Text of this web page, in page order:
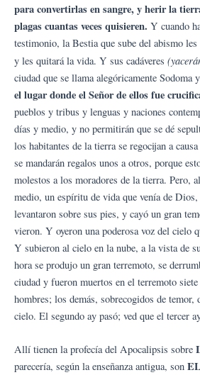
para convertirlas en sangre, y herir la
plagas cuantas veces quisieren. Y cuando
testimonio, la Bestia que sube del abismo les
y les quitará la vida. Y sus cadáveres
ciudad que se llama alegóricamente Sodoma
el lugar donde el Señor de ellos fue
pueblos y tribus y lenguas y naciones
días y medio, y no permitirán que se dé
los habitantes de la tierra se regocijan a
se mandarán regalos unos a otros, porque
molestos a los moradores de la tierra. Pero,
medio, un espíritu de vida que venía de
levantaron sobre sus pies, y cayó un gran
vieron. Y oyeron una poderosa voz del cielo
Y subieron al cielo en la nube, a la vista de
hora se produjo un gran terremoto, se
ciudad y fueron muertos en el terremoto
hombres; los demás, sobrecogidos de
cielo. El segundo ay pasó; ved que el tercer
Allí tienen la profecía del Apocalipsis sobre
parecería, según la enseñanza antigua, son